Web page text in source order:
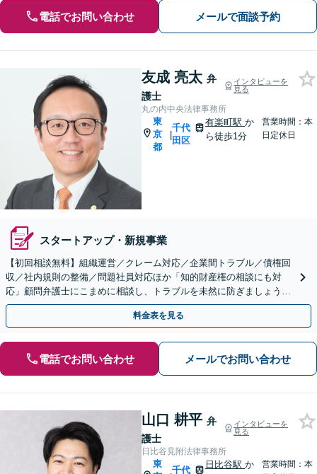
電話でお問い合わせ メールで面談予約
友成 亮太 弁
護士
インタビューを
見る
丸の内中央法律事務所
東
京
都
|
千代
田区
有楽町駅か
ら徒歩1分
営業時間：本
日定休日
スタートアップ・新規事業
【初回相談無料】組織運営／クレーム対応／企業間トラブル／債権回
収／社内規則の整備／問題社員対応ほか「知的財産権の相談にも対
応」顧問弁護士にこまめに相談し、トラブルを未然に防ぎましょう
【休日・夜間相談可】【有楽町駅1分】
料金表を見る
電話でお問い合わせ メールでお問い合わせ
山口 耕平 弁
護士
インタビューを
見る
日比谷見附法律事務所
東
千代
日比谷駅か
営業時間：本